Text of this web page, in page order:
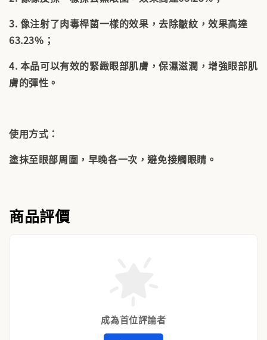
3. 像注射了肉毒桿菌一樣的效果，去除皺紋，效果高達
63.23%；
4. 本品可以有效的緊緻眼部肌膚，保濕滋潤，增強眼部肌
膚的彈性。
使用方式：
塗抹至眼部周圍，早晚各一次，避免接觸眼睛。
商品評價
成為首位評論者